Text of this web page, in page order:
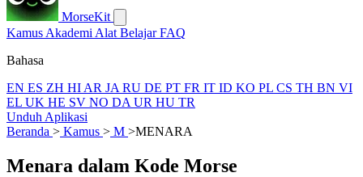
MorseKit
Kamus Akademi Alat BelajarFAQ
Bahasa
EN ES ZH HI AR JA RU DE PT FR IT ID KO PL CS TH BN VI
EL UK HE SV NO DA UR HU TR
Unduh Aplikasi
Beranda > Kamus > M >MENARA
Menara dalam Kode Morse